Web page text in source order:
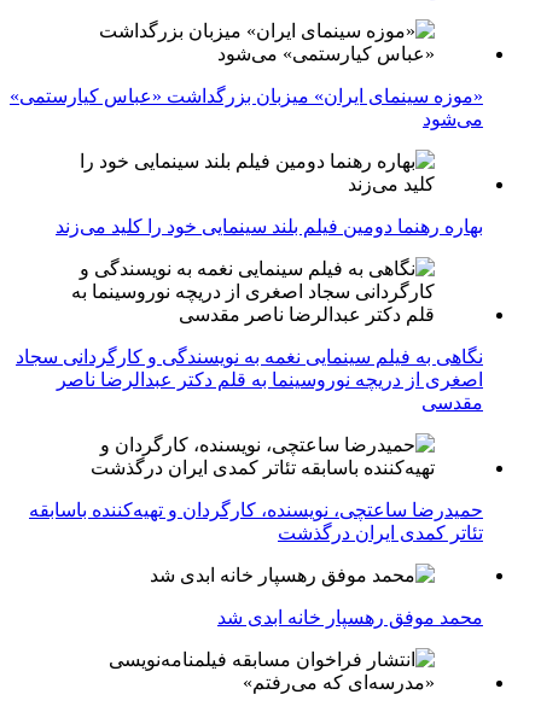
«موزه سینمای ایران» میزبان بزرگداشت «عباس کیارستمی»
می‌شود
بهاره رهنما دومین فیلم بلند سینمایی خود را کلید می‌زند
نگاهی به فیلم سینمایی نغمه به نویسندگی و کارگردانی سجاد
اصغری از دریچه نوروسینما به قلم دکتر عبدالرضا ناصر
مقدسی
حمیدرضا ساعتچی، نویسنده، کارگردان و تهیه‌کننده باسابقه
تئاتر کمدی ایران درگذشت
محمد موفق رهسپار خانه ابدی شد